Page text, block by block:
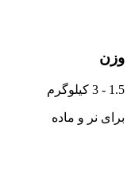
وزن
1.5 - 3 کیلوگرم
برای نر و ماده